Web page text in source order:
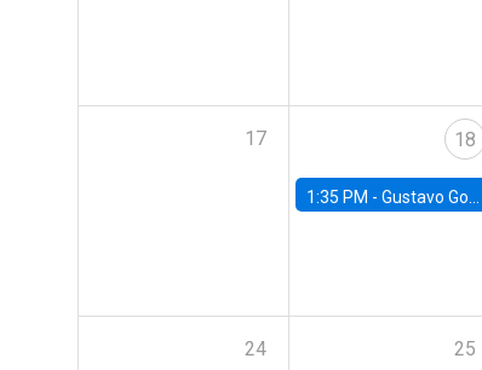
17 18
1:35 PM - Gustavo González, Banco Central de Chile
24 25